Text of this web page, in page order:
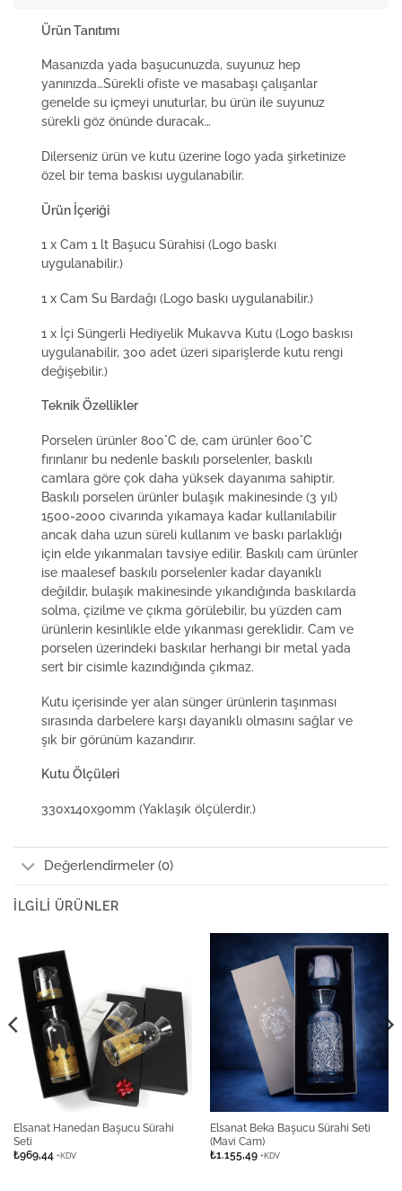
Ürün Tanıtımı
Masanızda yada başucunuzda, suyunuz hep
yanınızda…Sürekli ofiste ve masabaşı çalışanlar
genelde su içmeyi unuturlar, bu ürün ile suyunuz
sürekli göz önünde duracak…
Dilerseniz ürün ve kutu üzerine logo yada şirketinize
özel bir tema baskısı uygulanabilir.
Ürün İçeriği
1 x Cam 1 lt Başucu Sürahisi (Logo baskı
uygulanabilir.)
1 x Cam Su Bardağı (Logo baskı uygulanabilir.)
1 x İçi Süngerli Hediyelik Mukavva Kutu (Logo baskısı
uygulanabilir, 300 adet üzeri siparişlerde kutu rengi
değişebilir.)
Teknik Özellikler
Porselen ürünler 800°C de, cam ürünler 600°C
fırınlanır bu nedenle baskılı porselenler, baskılı
camlara göre çok daha yüksek dayanıma sahiptir.
Baskılı porselen ürünler bulaşık makinesinde (3 yıl)
1500-2000 civarında yıkamaya kadar kullanılabilir
ancak daha uzun süreli kullanım ve baskı parlaklığı
için elde yıkanmaları tavsiye edilir. Baskılı cam ürünler
ise maalesef baskılı porselenler kadar dayanıklı
değildir, bulaşık makinesinde yıkandığında baskılarda
solma, çizilme ve çıkma görülebilir, bu yüzden cam
ürünlerin kesinlikle elde yıkanması gereklidir. Cam ve
porselen üzerindeki baskılar herhangi bir metal yada
sert bir cisimle kazındığında çıkmaz.
Kutu içerisinde yer alan sünger ürünlerin taşınması
sırasında darbelere karşı dayanıklı olmasını sağlar ve
şık bir görünüm kazandırır.
Kutu Ölçüleri
330x140x90mm (Yaklaşık ölçülerdir.)
Değerlendirmeler (0)
İLGILI ÜRÜNLER
Elsanat Hanedan Başucu Sürahi
Seti
₺969,44 +KDV
Elsanat Beka Başucu Sürahi Seti
(Mavi Cam)
₺1.155,49 +KDV